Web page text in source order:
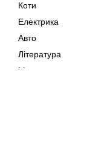
Коти
Електрика
Авто
Література
Музика